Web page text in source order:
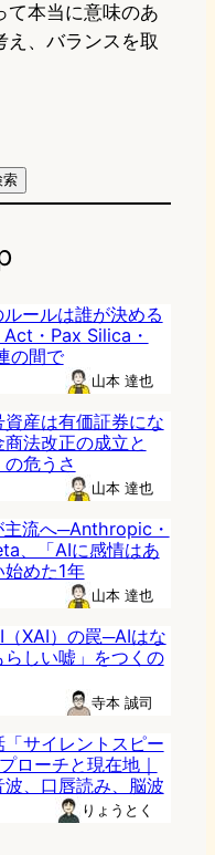
て本当に意味のあ
え、バランスを取
索
ルールは誰が決める
・Pax Silica・
の間で
山本 達也
資産は有価証券にな
法改正の成立と
の危うさ
山本 達也
主流へ─Anthropic・
、「AIに感情はあ
始めた1年
山本 達也
XAI）の罠─AIはな
しい嘘」をつくの
寺本 誠司
サイレントスピー
ローチと現在地｜
、口唇読み、脳波
りょうとく